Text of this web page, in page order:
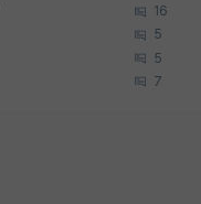
16
5
5
7